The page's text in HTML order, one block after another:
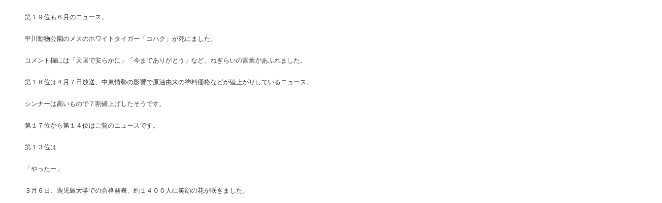
第１９位も６月のニュース。
平川動物公園のメスのホワイトタイガー「コハク」が死にました。
コメント欄には「天国で安らかに」「今までありがとう」など、ねぎらいの言葉があふれました。
第１８位は４月７日放送、中東情勢の影響で原油由来の塗料価格などが値上がりしているニュース。
シンナーは高いもので７割値上げしたそうです。
第１７位から第１４位はご覧のニュースです。
第１３位は
「やったー」
３月６日、鹿児島大学での合格発表、約１４００人に笑顔の花が咲きました。